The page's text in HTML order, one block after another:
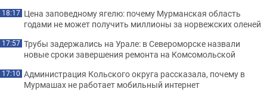
18:17 Цена заповедному ягелю: почему Мурманская область
годами не может получить миллионы за норвежских оленей
17:57 Трубы задержались на Урале: в Североморске назвали
новые сроки завершения ремонта на Комсомольской
17:10 Администрация Кольского округа рассказала, почему в
Мурмашах не работает мобильный интернет